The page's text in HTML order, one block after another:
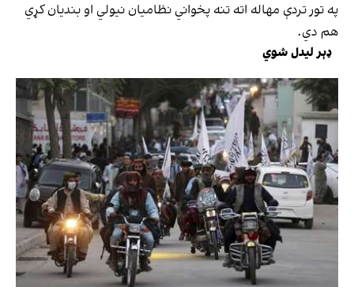
په تور تردې مهاله اته تنه پخواني نظامیان نیولي او بندیان کړي
هم دي.
ډېر لیدل شوي